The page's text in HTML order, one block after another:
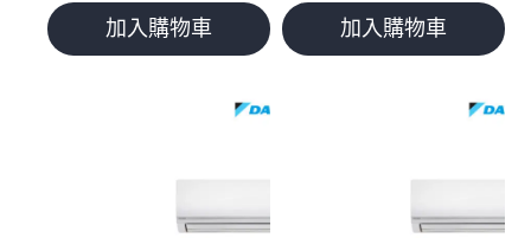
始
價
前
價
加入購物車
始
價
前
價
加入購物車